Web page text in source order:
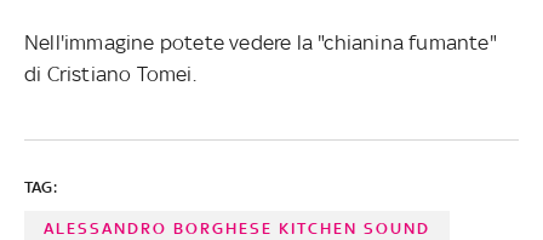
Nell'immagine potete vedere la "chianina fumante"
di Cristiano Tomei.
TAG:
ALESSANDRO BORGHESE KITCHEN SOUND